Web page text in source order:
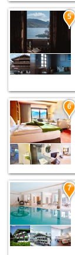
5
6
7